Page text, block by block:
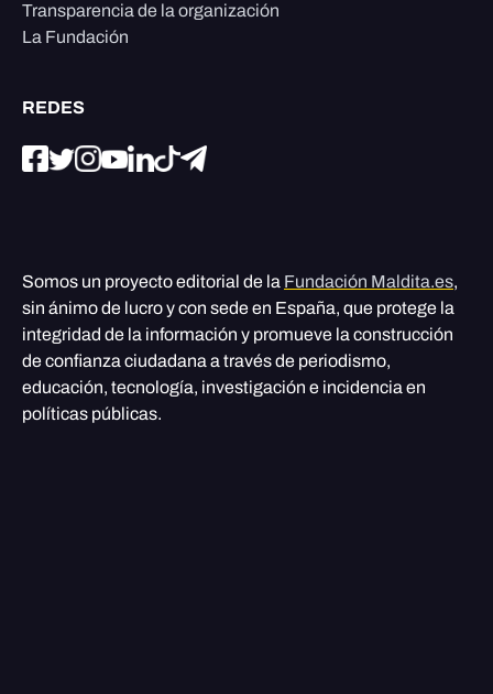
Transparencia de la organización
La Fundación
REDES
Somos un proyecto editorial de la Fundación Maldita.es,
sin ánimo de lucro y con sede en España, que protege la
integridad de la información y promueve la construcción
de confianza ciudadana a través de periodismo,
educación, tecnología, investigación e incidencia en
políticas públicas.